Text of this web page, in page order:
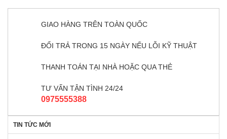
GIAO HÀNG TRÊN TOÀN QUỐC
ĐỔI TRẢ TRONG 15 NGÀY NẾU LỖI KỸ THUẬT
THANH TOÁN TẠI NHÀ HOẶC QUA THẺ
TƯ VẤN TẬN TÌNH 24/24
0975555388
TIN TỨC MỚI